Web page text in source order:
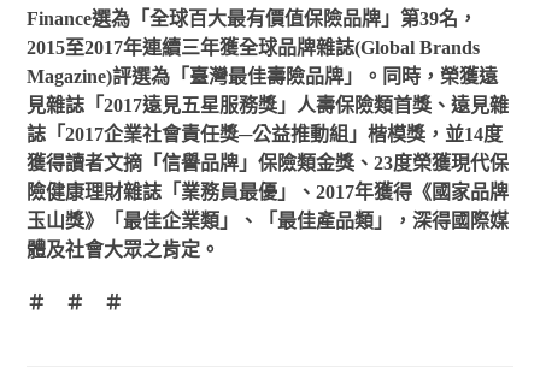
Finance選為「全球百大最有價值保險品牌」第39名，
2015至2017年連續三年獲全球品牌雜誌(Global Brands
Magazine)評選為「臺灣最佳壽險品牌」。同時，榮獲遠
見雜誌「2017遠見五星服務獎」人壽保險類首獎、遠見雜
誌「2017企業社會責任獎─公益推動組」楷模獎，並14度
獲得讀者文摘「信譽品牌」保險類金獎、23度榮獲現代保
險健康理財雜誌「業務員最優」、2017年獲得《國家品牌
玉山獎》「最佳企業類」、「最佳產品類」，深得國際媒
體及社會大眾之肯定。
＃ ＃ ＃